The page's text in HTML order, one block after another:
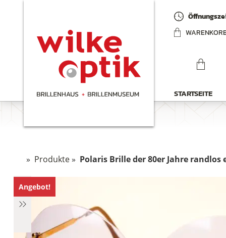
STARTSEITE
» Produkte» Polaris Brille der 80er Jahre randlos
Angebot!